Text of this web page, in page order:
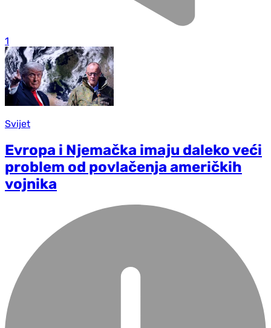
1
Svijet
Evropa i Njemačka imaju daleko veći
problem od povlačenja američkih
vojnika